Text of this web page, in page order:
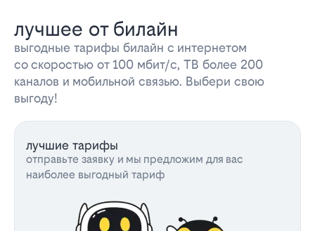
лучшее от билайн
выгодные тарифы билайн с интернетом
со скоростью от 100 мбит/с, ТВ более 200
каналов и мобильной связью. Выбери свою
выгоду!
лучшие тарифы
отправьте заявку и мы предложим для вас
наиболее выгодный тариф